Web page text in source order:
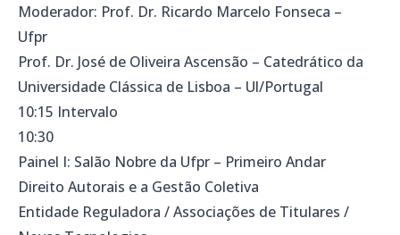
Moderador: Prof. Dr. Ricardo Marcelo Fonseca –
Ufpr
Prof. Dr. José de Oliveira Ascensão – Catedrático da
Universidade Clássica de Lisboa – Ul/Portugal
10:15 Intervalo
10:30
Painel I: Salão Nobre da Ufpr – Primeiro Andar
Direito Autorais e a Gestão Coletiva
Entidade Reguladora / Associações de Titulares /